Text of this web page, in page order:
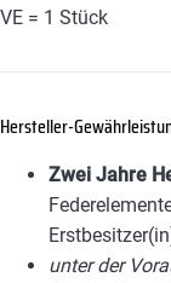
VE = 1 Stück
Hersteller-
Zwei Jahre
unter der